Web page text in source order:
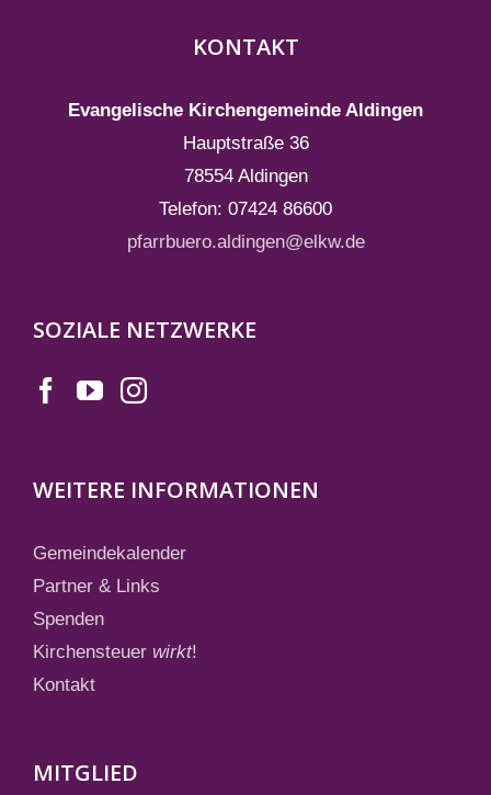
KONTAKT
Evangelische Kirchengemeinde Aldingen
Hauptstraße 36
78554 Aldingen
Telefon: 07424 86600
pfarrbuero.aldingen@elkw.de
SOZIALE NETZWERKE
WEITERE INFORMATIONEN
Gemeindekalender
Partner & Links
Spenden
Kirchensteuer wirkt!
Kontakt
MITGLIED